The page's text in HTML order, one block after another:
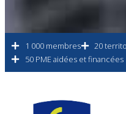
1 000 membres 20
50 PME aidées et financées